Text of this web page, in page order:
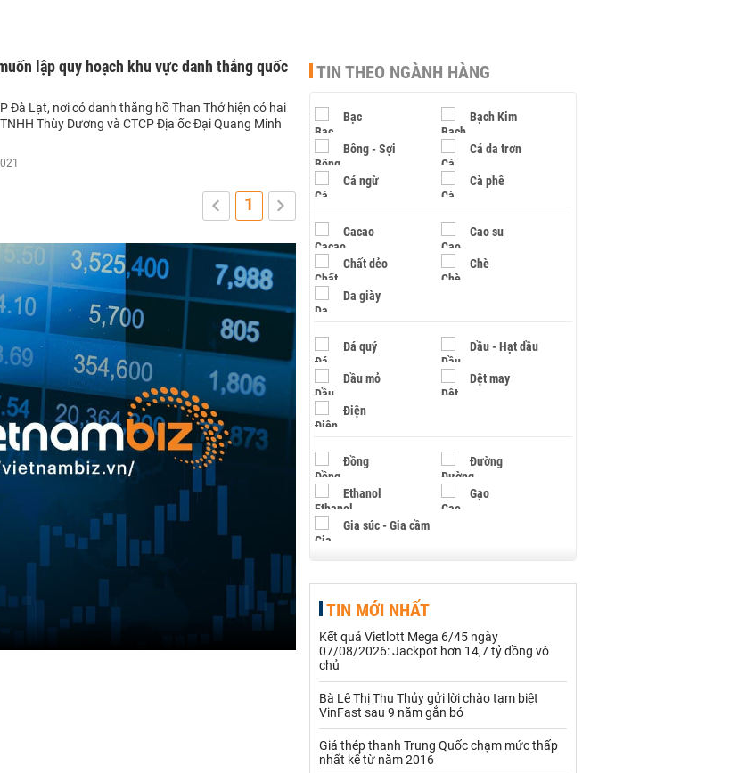
lập quy hoạch khu vực danh thắng quốc
Đà Lạt, nơi có danh thắng hồ Than Thở hiện có hai
Thùy Dương và CTCP Địa ốc Đại Quang Minh
1
TIN THEO NGÀNH HÀNG
Bạc Bạch Kim
Bông - Sợi Cá da trơn
Cá ngừ Cà phê
Cacao Cao su
Chất dẻo Chè
Da giày
Đá quý Dầu - Hạt dầu
Dầu mỏ Dệt may
Điện
Đồng Đường
Ethanol Gạo
Gia súc - Gia cầm
Hạt điều
Khí đốt
Kim loại khác Mắc ca
Nhựa - Hạt nhựa
TIN MỚI NHẤT
Kết quả Vietlott Mega 6/45 ngày
07/08/2026: Jackpot hơn 14,7 tỷ đồng vô
chủ
Bà Lê Thị Thu Thủy gửi lời chào tạm biệt
VinFast sau 9 năm gắn bó
Giá thép thanh Trung Quốc chạm mức thấp
nhất kể từ năm 2016